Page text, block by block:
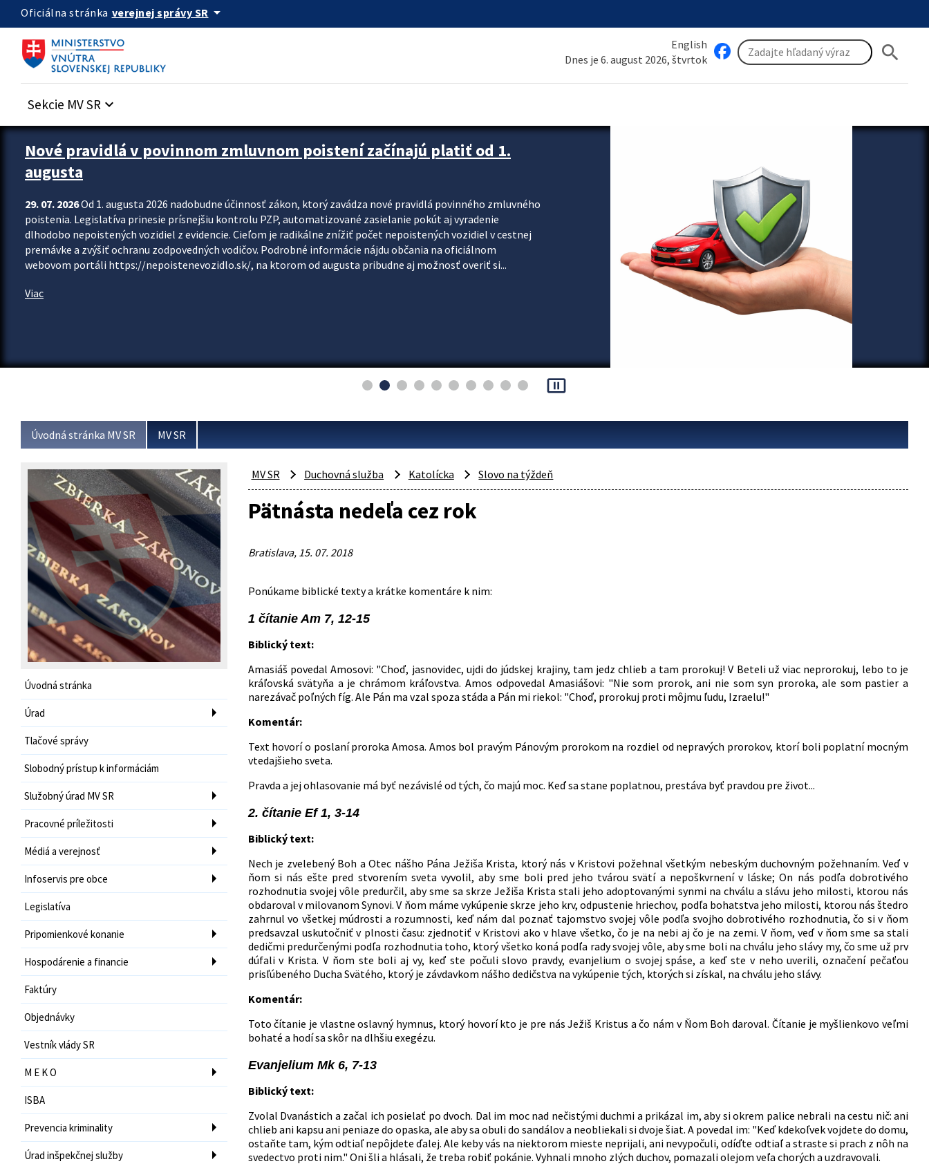
Preskocit na hlavný obsah
Oficiálna stránka verejnej správy SR arrow_drop_down
English
Dnes je 6. august 2026, štvrtok
search
Sekcie MV SR keyboard_arrow_down
Zastavit automatický posun upútavok
Nové pravidlá v povinnom zmluvnom poistení začínajú platiť od 1.
augusta
29. 07. 2026Od 1. augusta 2026 nadobudne účinnosť zákon, ktorý zavádza nové pravidlá povinného zmluvného
poistenia. Legislatíva prinesie prísnejšiu kontrolu PZP, automatizované zasielanie pokút aj vyradenie
dlhodobo nepoistených vozidiel z evidencie. Cieľom je radikálne znížiť počet nepoistených vozidiel v cestnej
premávke a zvýšiť ochranu zodpovedných vodičov. Podrobné informácie nájdu občania na oficiálnom
webovom portáli https://nepoistenevozidlo.sk/, na ktorom od augusta pribudne aj možnosť overiť si...
Viac
pause_presentation
Úvodná stránka MV SR MV SR
Úvodná stránka
Úrad
Tlačové správy
Slobodný prístup k informáciám
Služobný úrad MV SR
Pracovné príležitosti
Médiá a verejnosť
Infoservis pre obce
Legislatíva
Pripomienkové konanie
Hospodárenie a financie
Faktúry
Objednávky
Vestník vlády SR
M E K O
ISBA
Prevencia kriminality
Úrad inšpekčnej služby
MV SR Duchovná služba Katolícka Slovo na týždeň
Pätnásta nedeľa cez rok
Bratislava, 15. 07. 2018
Ponúkame biblické texty a krátke komentáre k nim:
1 čítanie Am 7, 12-15
Biblický text:
Amasiáš povedal Amosovi: "Choď, jasnovidec, ujdi do júdskej krajiny, tam jedz chlieb a tam prorokuj! V Beteli už viac neprorokuj, lebo to je
kráľovská svätyňa a je chrámom kráľovstva. Amos odpovedal Amasiášovi: "Nie som prorok, ani nie som syn proroka, ale som pastier a
narezávač poľných fíg. Ale Pán ma vzal spoza stáda a Pán mi riekol: "Choď, prorokuj proti môjmu ľudu, Izraelu!"
Komentár:
Text hovorí o poslaní proroka Amosa. Amos bol pravým Pánovým prorokom na rozdiel od nepravých prorokov, ktorí boli poplatní mocným
vtedajšieho sveta.
Pravda a jej ohlasovanie má byť nezávislé od tých, čo majú moc. Keď sa stane poplatnou, prestáva byť pravdou pre život...
2. čítanie Ef 1, 3-14
Biblický text:
Nech je zvelebený Boh a Otec nášho Pána Ježiša Krista, ktorý nás v Kristovi požehnal všetkým nebeským duchovným požehnaním. Veď v
ňom si nás ešte pred stvorením sveta vyvolil, aby sme boli pred jeho tvárou svätí a nepoškvrnení v láske; On nás podľa dobrotivého
rozhodnutia svojej vôle predurčil, aby sme sa skrze Ježiša Krista stali jeho adoptovanými synmi na chválu a slávu jeho milosti, ktorou nás
obdaroval v milovanom Synovi. V ňom máme vykúpenie skrze jeho krv, odpustenie hriechov, podľa bohatstva jeho milosti, ktorou nás štedro
zahrnul vo všetkej múdrosti a rozumnosti, keď nám dal poznať tajomstvo svojej vôle podľa svojho dobrotivého rozhodnutia, čo si v ňom
predsavzal uskutočniť v plnosti času: zjednotiť v Kristovi ako v hlave všetko, čo je na nebi aj čo je na zemi. V ňom, veď v ňom sme sa stali
dedičmi predurčenými podľa rozhodnutia toho, ktorý všetko koná podľa rady svojej vôle, aby sme boli na chválu jeho slávy my, čo sme už prv
dúfali v Krista. V ňom ste boli aj vy, keď ste počuli slovo pravdy, evanjelium o svojej spáse, a keď ste v neho uverili, označení pečaťou
prisľúbeného Ducha Svätého, ktorý je závdavkom nášho dedičstva na vykúpenie tých, ktorých si získal, na chválu jeho slávy.
Komentár:
Toto čítanie je vlastne oslavný hymnus, ktorý hovorí kto je pre nás Ježiš Kristus a čo nám v Ňom Boh daroval. Čítanie je myšlienkovo veľmi
bohaté a hodí sa skôr na dlhšiu exegézu.
Evanjelium Mk 6, 7-13
Biblický text:
Zvolal Dvanástich a začal ich posielať po dvoch. Dal im moc nad nečistými duchmi a prikázal im, aby si okrem palice nebrali na cestu nič: ani
chlieb ani kapsu ani peniaze do opaska, ale aby sa obuli do sandálov a neobliekali si dvoje šiat. A povedal im: "Keď kdekoľvek vojdete do domu,
ostaňte tam, kým odtiaľ nepôjdete ďalej. Ale keby vás na niektorom mieste neprijali, ani nevypočuli, odíďte odtiaľ a straste si prach z nôh na
svedectvo proti nim." Oni šli a hlásali, že treba robiť pokánie. Vyhnali mnoho zlých duchov, pomazali olejom veľa chorých a uzdravovali.